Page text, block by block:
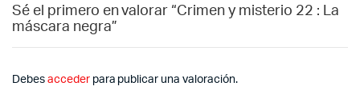
Sé el primero en valorar “Crimen y misterio 22 : La
máscara negra”
Debes accederpara publicar una valoración.